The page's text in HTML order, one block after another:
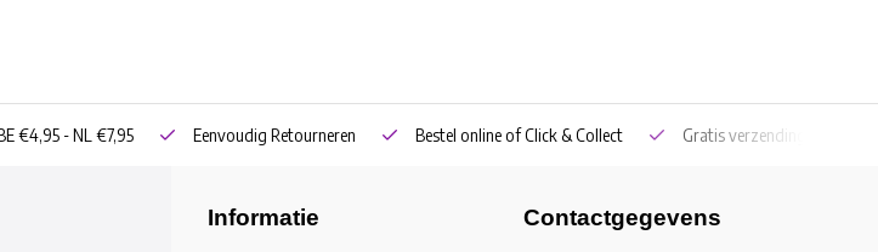
€4,95 - NL €7,95 Eenvoudig Retourneren Bestel online of Click & Collect Gratis verzending vanaf
Informatie Contactgegevens